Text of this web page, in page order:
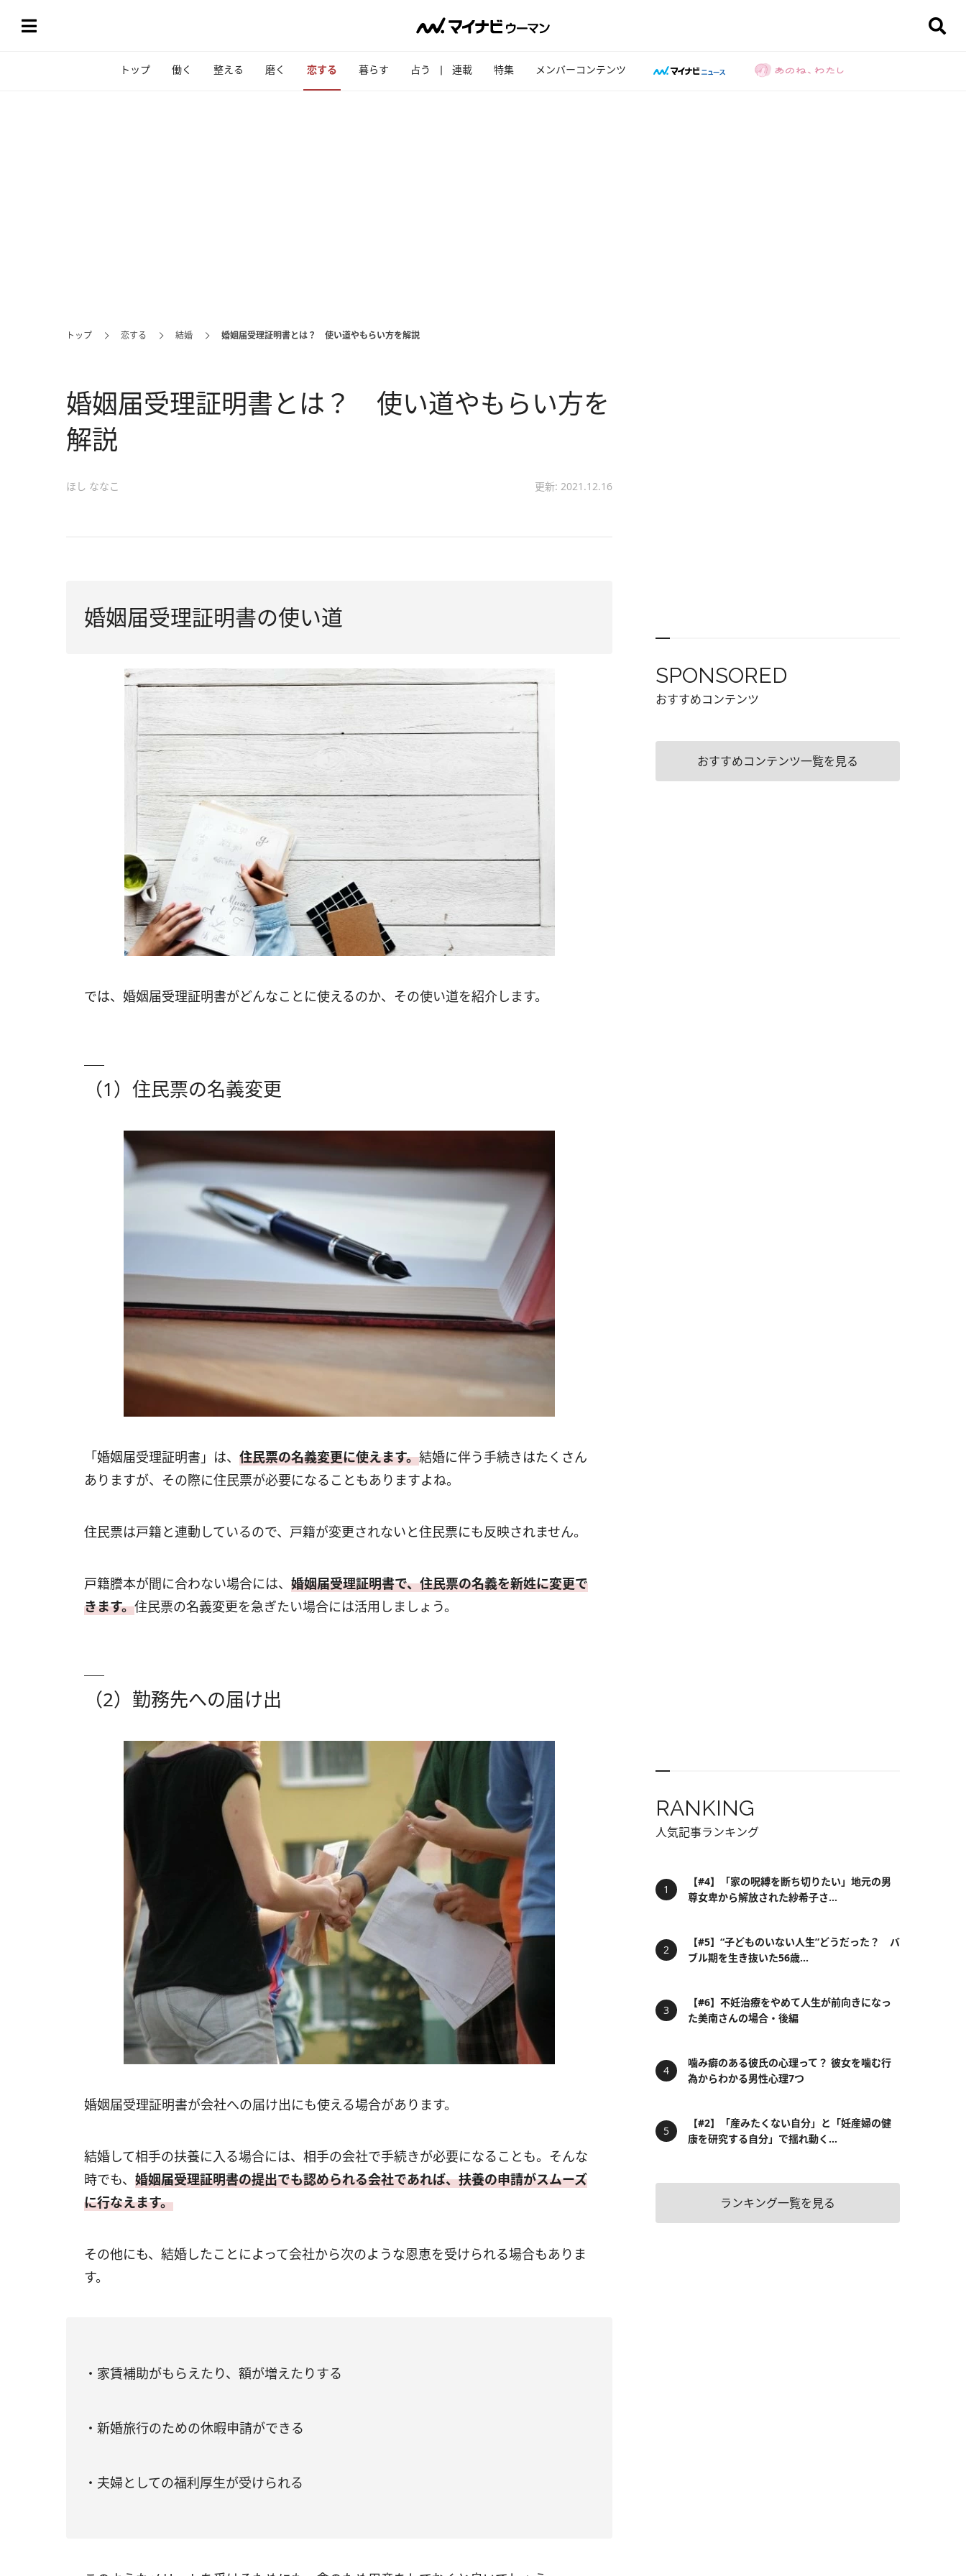
トップ 働く 整える 磨く 恋する 暮らす 占う 連載 特集 メンバーコンテンツ
トップ 恋する 結婚 婚姻届受理証明書とは？ 使い道やもらい方を解説
婚姻届受理証明書とは？ 使い道やもらい方を
解説
ほし ななこ 更新: 2021.12.16
婚姻届受理証明書の使い道
では、婚姻届受理証明書がどんなことに使えるのか、その使い道を紹介します。
（1）住民票の名義変更
「婚姻届受理証明書」は、 住民票の名義変更に使えます。結婚に伴う手続きはたくさん
ありますが、その際に住民票が必要になることもありますよね。
住民票は戸籍と連動しているので、戸籍が変更されないと住民票にも反映されません。
戸籍謄本が間に合わない場合には、 婚姻届受理証明書で、住民票の名義を新姓に変更で
きます。住民票の名義変更を急ぎたい場合には活用しましょう。
（2）勤務先への届け出
婚姻届受理証明書が会社への届け出にも使える場合があります。
結婚して相手の扶養に入る場合には、相手の会社で手続きが必要になることも。そんな
時でも、 婚姻届受理証明書の提出でも認められる会社であれば、扶養の申請がスムーズ
に行なえます。
その他にも、結婚したことによって会社から次のような恩恵を受けられる場合もありま
す。
・家賃補助がもらえたり、額が増えたりする
・新婚旅行のための休暇申請ができる
・夫婦としての福利厚生が受けられる
SPONSORED
おすすめコンテンツ
おすすめコンテンツ一覧を見る
RANKING
人気記事ランキング
【#4】「家の呪縛を断ち切りたい」地元の男
尊女卑から解放された紗希子さ...
【#5】“子どものいない人生”どうだった？ バ
ブル期を生き抜いた56歳...
【#6】不妊治療をやめて人生が前向きになっ
た美南さんの場合・後編
噛み癖のある彼氏の心理って？ 彼女を噛む行
為からわかる男性心理7つ
【#2】「産みたくない自分」と「妊産婦の健
康を研究する自分」で揺れ動く...
ランキング一覧を見る